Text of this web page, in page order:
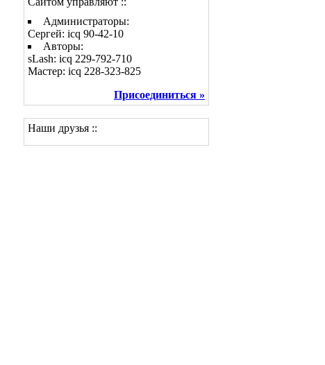
Администраторы:
Сергей: icq 90-42-10
Авторы:
sLash: icq 229-792-710
Мастер: icq 228-323-825
Присоединиться »
Наши друзья ::